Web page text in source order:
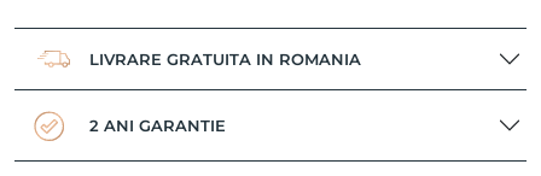
LIVRARE GRATUITA IN ROMANIA
2 ANI GARANTIE